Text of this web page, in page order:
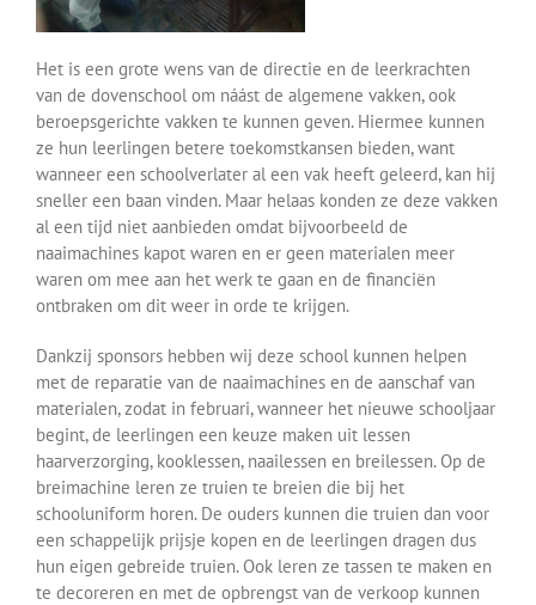
Contact
Het is een grote wens van de directie en de leerkrachten
van de dovenschool om náást de algemene vakken, ook
beroepsgerichte vakken te kunnen geven. Hiermee kunnen
ze hun leerlingen betere toekomstkansen bieden, want
wanneer een schoolverlater al een vak heeft geleerd, kan hij
sneller een baan vinden. Maar helaas konden ze deze vakken
al een tijd niet aanbieden omdat bijvoorbeeld de
naaimachines kapot waren en er geen materialen meer
waren om mee aan het werk te gaan en de financiën
ontbraken om dit weer in orde te krijgen.
Dankzij sponsors hebben wij deze school kunnen helpen
met de reparatie van de naaimachines en de aanschaf van
materialen, zodat in februari, wanneer het nieuwe schooljaar
begint, de leerlingen een keuze maken uit lessen
haarverzorging, kooklessen, naailessen en breilessen. Op de
breimachine leren ze truien te breien die bij het
schooluniform horen. De ouders kunnen die truien dan voor
een schappelijk prijsje kopen en de leerlingen dragen dus
hun eigen gebreide truien. Ook leren ze tassen te maken en
te decoreren en met de opbrengst van de verkoop kunnen